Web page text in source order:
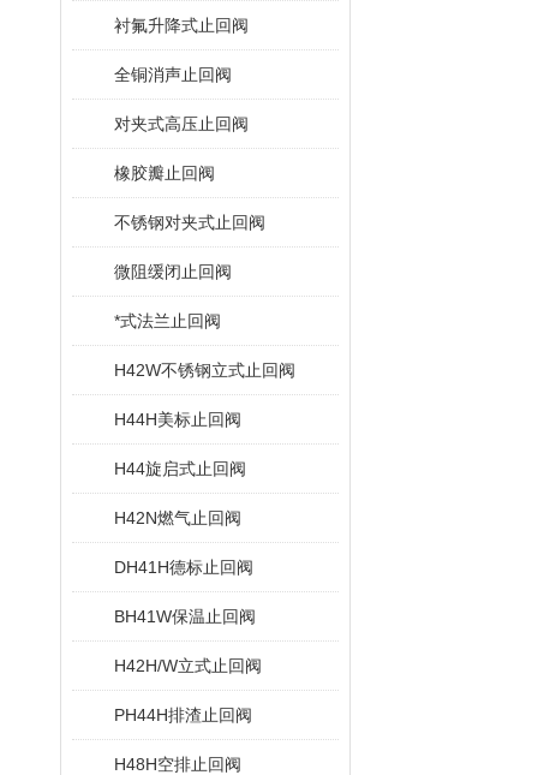
衬氟升降式止回阀
全铜消声止回阀
对夹式高压止回阀
橡胶瓣止回阀
不锈钢对夹式止回阀
微阻缓闭止回阀
*式法兰止回阀
H42W不锈钢立式止回阀
H44H美标止回阀
H44旋启式止回阀
H42N燃气止回阀
DH41H德标止回阀
BH41W保温止回阀
H42H/W立式止回阀
PH44H排渣止回阀
H48H空排止回阀